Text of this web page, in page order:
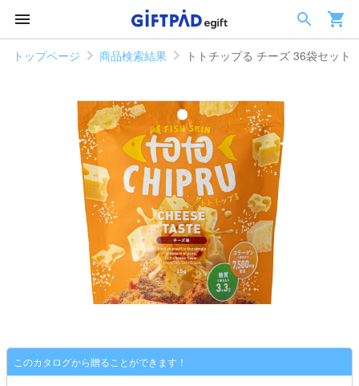
トップページ 商品検索結果 トトチップる チーズ 36袋セット
このカタログから贈ることができます！